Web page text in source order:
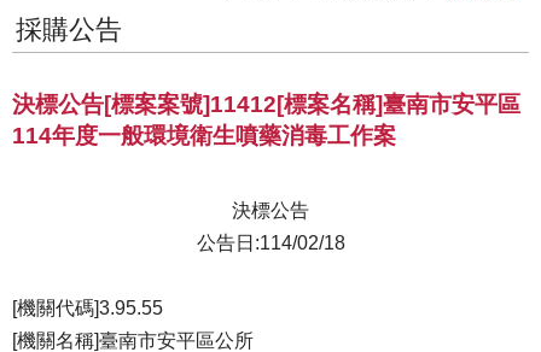
採購公告
決標公告[標案案號]11412[標案名稱]臺南市安平區
114年度一般環境衛生噴藥消毒工作案
決標公告
公告日:114/02/18
[機關代碼]3.95.55
[機關名稱]臺南市安平區公所